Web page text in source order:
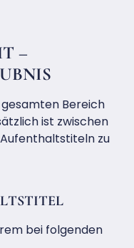
–
Bereich
ist zwischen
zu
bei folgenden